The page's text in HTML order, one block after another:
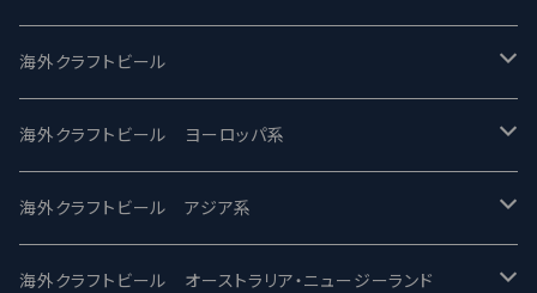
UCHU BREWING -うちゅうブルーイング
バテレ -VERTERE
2nd Story Ale Works -セカンドストーリー
ビアへるん - Beer Hearn
海外クラフトビール
Modern Times モダンタイムズ
Maui マウイ
Toppling Goliath トップリンゴライアス
海外クラフトビール ヨーロッパ系
UnBarred -アンバード
SAIREN /サイレン
海外クラフトビール アジア系
gweilo-鬼佬 グウァイロ
海外クラフトビール オーストラリア・ニュージーランド